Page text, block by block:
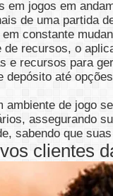
em jogos em
de uma partida
constante
recursos, o
e recursos para
até
de jogo
assegurando
sabendo que
clientes